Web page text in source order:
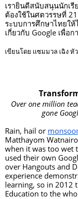
เรายินดีสนับสนุนนักเ
ต้องใช้ในศตวรรษที่
ระบบการศึกษาไทยให้
เกี่ยวกับ Google เพื่อ
เขียนโดย เเซมมวล เฉิง หั
Over one million
gone
Rain, hail or
Matthayom
when it was too wet
used their own
over Hangouts and
experience
learning, so in 2012
Education to the